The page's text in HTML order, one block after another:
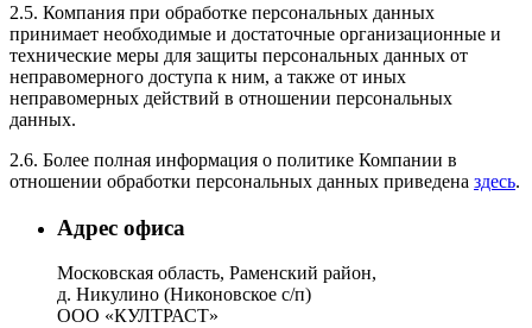
2.5. Компания при обработке персональных данных
принимает необходимые и достаточные организационные и
технические меры для защиты персональных данных от
неправомерного доступа к ним, а также от иных
неправомерных действий в отношении персональных
данных.
2.6. Более полная информация о политике Компании в
отношении обработки персональных данных приведена здесь.
Адрес офиса
Московская область, Раменский район,
д. Никулино (Никоновское с/п)
ООО «КУЛТРАСТ»